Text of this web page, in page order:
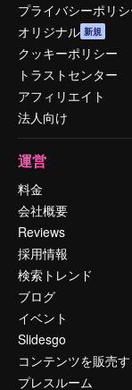
プライバシーポリ
オリジナル 新規
クッキーポリシー
トラストセンター
アフィリエイト
法人向け
運営
料金
会社概要
Reviews
採用情報
検索トレンド
ブログ
イベント
Slidesgo
コンテンツを販売
プレスルーム